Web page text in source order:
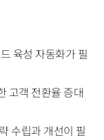
육성 자동화가 필
고객 전환율 증대
수립과 개선이 필